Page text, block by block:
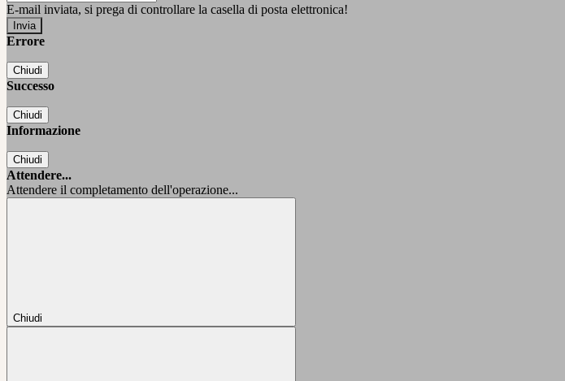
E-mail inviata, si prega di controllare la casella di posta elettronica!
Errore
Chiudi
Successo
Chiudi
Informazione
Chiudi
Attendere...
Attendere il completamento dell'operazione...
Chiudi